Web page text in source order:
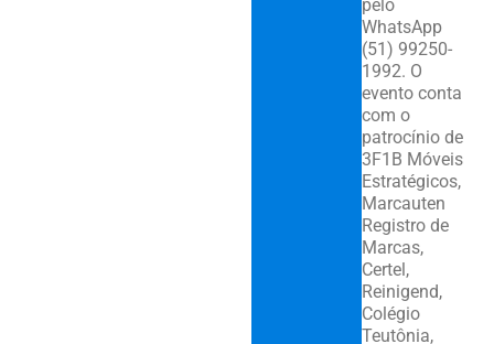
pelo
WhatsApp
(51) 99250-
1992. O
evento conta
com o
patrocínio de
3F1B Móveis
Estratégicos,
Marcauten
Registro de
Marcas,
Certel,
Reinigend,
Colégio
Teutônia,